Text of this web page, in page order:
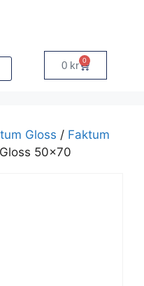
0 kr 0
Gloss / Faktum
50×70